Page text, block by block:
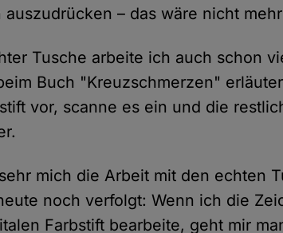
auszudrücken – das wäre nicht
Tusche arbeite ich auch schon
Buch "Kreuzschmerzen"
vor, scanne es ein und die
mich die Arbeit mit den echten
noch verfolgt: Wenn ich die
Farbstift bearbeite, geht mir